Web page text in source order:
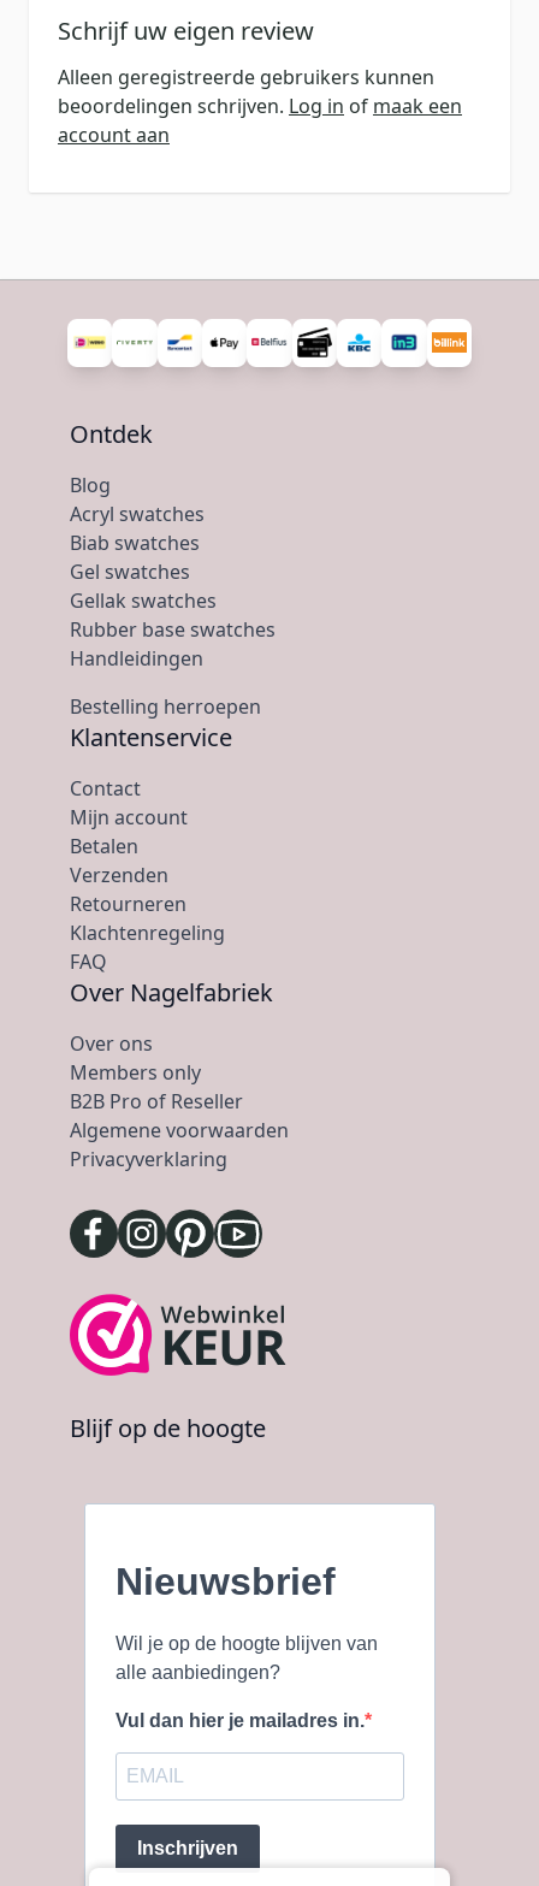
Schrijf uw eigen review
Alleen geregistreerde gebruikers kunnen
beoordelingen schrijven. Log in of maak een
account aan
Ontdek
Blog
Acryl swatches
Biab swatches
Gel swatches
Gellak swatches
Rubber base swatches
Handleidingen
Bestelling herroepen
Klantenservice
Contact
Mijn account
Betalen
Verzenden
Retourneren
Klachtenregeling
FAQ
Over Nagelfabriek
Over ons
Members only
B2B Pro of Reseller
Algemene voorwaarden
Privacyverklaring
Blijf op de hoogte
Nieuwsbrief
Wil je op de hoogte blijven van
alle aanbiedingen?
Vul dan hier je mailadres in.
Inschrijven